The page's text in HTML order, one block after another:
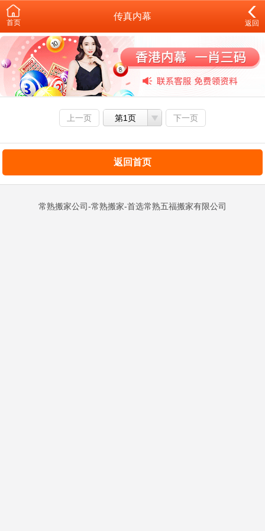
首页
传真内幕
返回
上一页 第1页 下一页
返回首页
常熟搬家公司-常熟搬家-首选常熟五福搬家有限公司